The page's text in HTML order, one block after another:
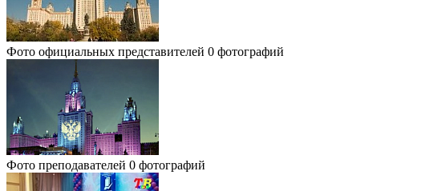
Фото официальных представителей 0 фотографий
Фото преподавателей 0 фотографий